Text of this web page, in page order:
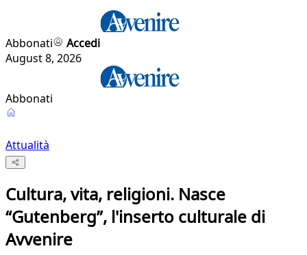
Abbonati
Accedi
August 8, 2026
Abbonati
Attualità
Cultura, vita, religioni. Nasce
“Gutenberg”, l'inserto culturale di
Avvenire